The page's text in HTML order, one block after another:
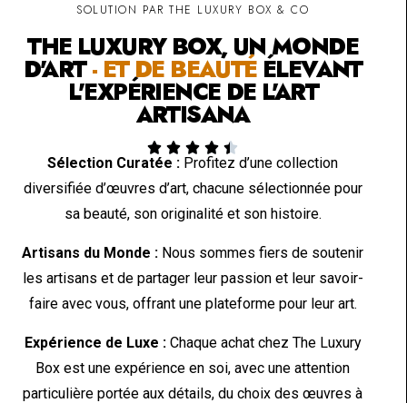
SOLUTION PAR THE LUXURY BOX & CO
THE LUXURY BOX, UN MONDE
D'ART- ET DE BEAUTÉ ÉLEVANT
L'EXPÉRIENCE DE L'ART
ARTISANA
    
Sélection Curatée : Profitez d’une collection
diversifiée d’œuvres d’art, chacune sélectionnée pour
sa beauté, son originalité et son histoire.
Artisans du Monde : Nous sommes fiers de soutenir
les artisans et de partager leur passion et leur savoir-
faire avec vous, offrant une plateforme pour leur art.
Expérience de Luxe :Chaque achat chez The Luxury
Box est une expérience en soi, avec une attention
particulière portée aux détails, du choix des œuvres à